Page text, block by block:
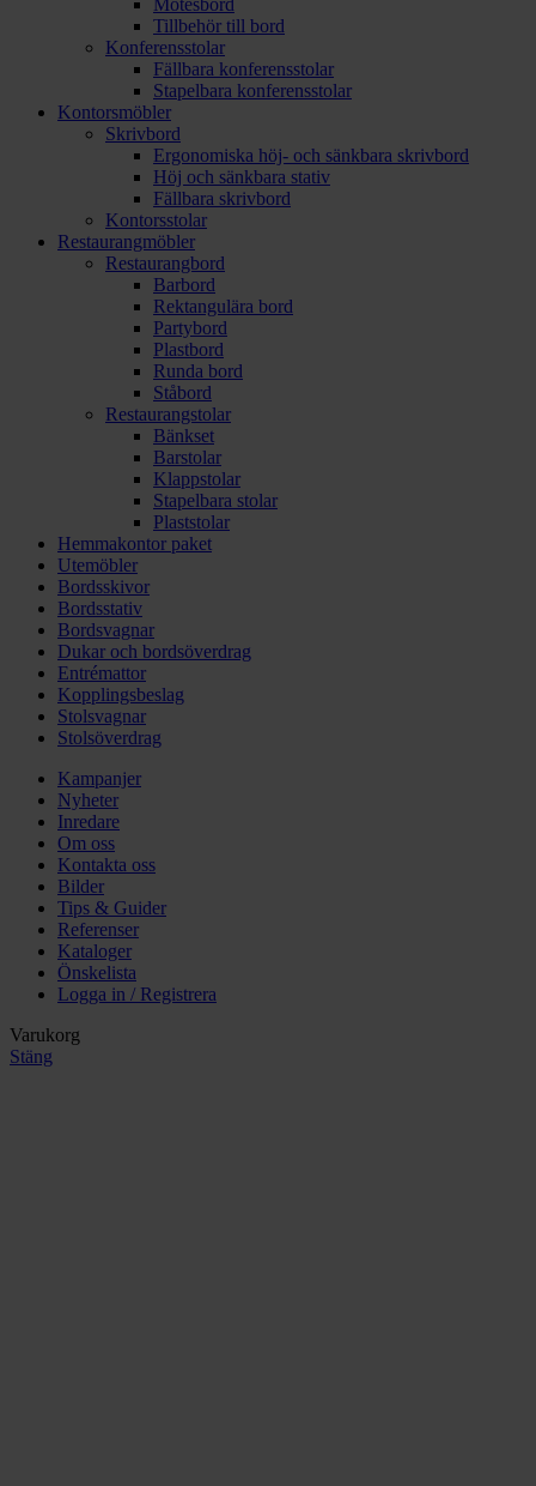
Mötesbord
Tillbehör till bord
Konferensstolar
Fällbara konferensstolar
Stapelbara konferensstolar
Kontorsmöbler
Skrivbord
Ergonomiska höj- och sänkbara skrivbord
Höj och sänkbara stativ
Fällbara skrivbord
Kontorsstolar
Restaurangmöbler
Restaurangbord
Barbord
Rektangulära bord
Partybord
Plastbord
Runda bord
Ståbord
Restaurangstolar
Bänkset
Barstolar
Klappstolar
Stapelbara stolar
Plaststolar
Hemmakontor paket
Utemöbler
Bordsskivor
Bordsstativ
Bordsvagnar
Dukar och bordsöverdrag
Entrémattor
Kopplingsbeslag
Stolsvagnar
Stolsöverdrag
Kampanjer
Nyheter
Inredare
Om oss
Kontakta oss
Bilder
Tips & Guider
Referenser
Kataloger
Önskelista
Logga in / Registrera
Varukorg
Stäng